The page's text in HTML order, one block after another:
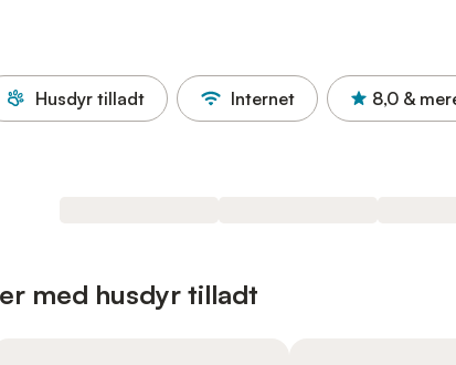
Husdyr tilladt Internet 8,0 &
med husdyr tilladt